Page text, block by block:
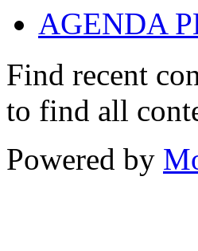
AGENDA
Find recent
to find all
Powered by